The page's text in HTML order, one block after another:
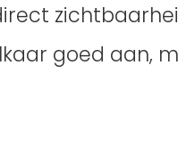
goed aan,